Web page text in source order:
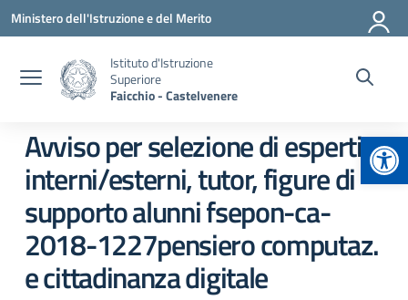
Vai ai contenuti
Vai al menu di navigazione
Vai al footer
Ministero dell'Istruzione e del Merito
Istituto d'Istruzione
Superiore
Faicchio - Castelvenere
Avviso per selezione di esperti
interni/esterni, tutor, figure di
supporto alunni fsepon-ca-
2018-1227pensiero computaz.
e cittadinanza digitale